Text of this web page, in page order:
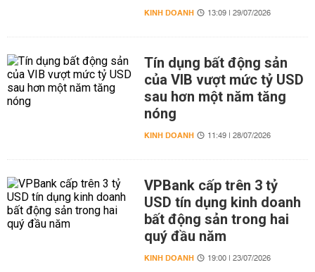
KINH DOANH 13:09 | 29/07/2026
Tín dụng bất động sản
của VIB vượt mức tỷ USD
sau hơn một năm tăng
nóng
KINH DOANH 11:49 | 28/07/2026
VPBank cấp trên 3 tỷ
USD tín dụng kinh doanh
bất động sản trong hai
quý đầu năm
KINH DOANH 19:00 | 23/07/2026